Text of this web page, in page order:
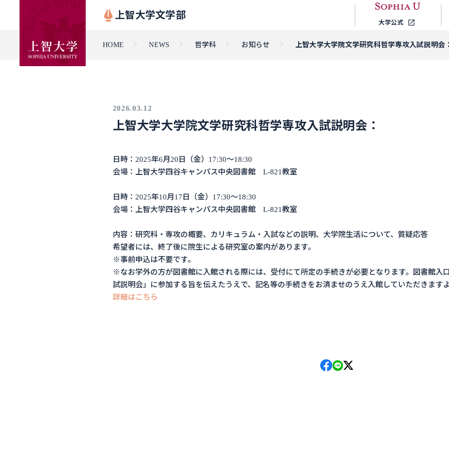
上智大学文学部
大学公式
HOME NEWS 哲学科 お知らせ 上智大学大学院文学研究科哲学専攻入試説明会
2026.03.12
上智大学大学院文学研究科哲学専攻入試説明会：
日時：2025年6月20日（金）17:30～18:30
会場：上智大学四谷キャンパス中央図書館 L-821教室
日時：2025年10月17日（金）17:30～18:30
会場：上智大学四谷キャンパス中央図書館 L-821教室
内容：研究科・専攻の概要、カリキュラム・入試などの説明、大学院生活について、質疑応答
希望者には、終了後に院生による研究室の案内があります。
※事前申込は不要です。
※なお学外の方が図書館に入館される際には、受付にて所定の手続きが必要となります。図書館入
試説明会」に参加する旨を伝えたうえで、記名等の手続きをお済ませのうえ入館していただきます
詳細はこちら